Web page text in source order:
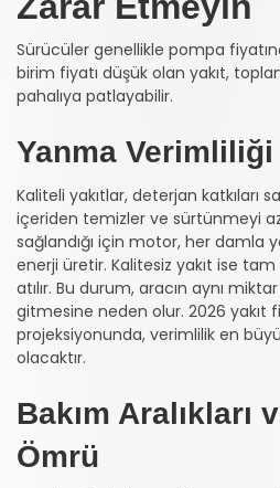
Sürücüler genellikle pompa
birim fiyatı düşük olan yakıt,
pahalıya patlayabilir.
Yanma
Kaliteli yakıtlar, deterjan katkıları
içeriden temizler ve sürtünmeyi
sağlandığı için motor, her damla
enerji üretir. Kalitesiz yakıt ise
atılır. Bu durum, aracın aynı
gitmesine neden olur. 2026 yakıt
projeksiyonunda, verimlilik en
olacaktır.
Bakım Aralıkları
Ömrü